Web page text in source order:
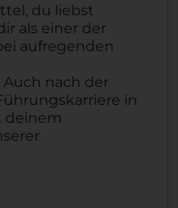
du liebst
als einer der
aufregenden
nach der
in
deinem